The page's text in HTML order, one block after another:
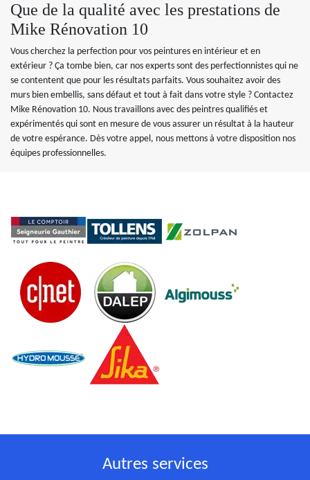
Que de la qualité avec les prestations de
Mike Rénovation 10
Vous cherchez la perfection pour vos peintures en intérieur et en
extérieur ? Ça tombe bien, car nos experts sont des perfectionnistes qui ne
se contentent que pour les résultats parfaits. Vous souhaitez avoir des
murs bien embellis, sans défaut et tout à fait dans votre style ? Contactez
Mike Rénovation 10. Nous travaillons avec des peintres qualifiés et
expérimentés qui sont en mesure de vous assurer un résultat à la hauteur
de votre espérance. Dès votre appel, nous mettons à votre disposition nos
équipes professionnelles.
Autres services